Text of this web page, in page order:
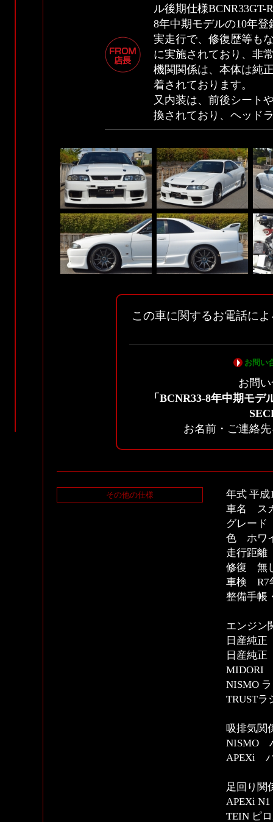
ル後期仕様
8年中期モデルの10年
実走行で、修復歴等も
に実施されており、非
機関関係は、本体は純
着されております。
又内装は、前後シート
換されており、ヘッド
この車に関するお電話に
お問い
お問
「BCNR33-8年中期モ
お名前・ご連絡
その他の仕様
年式 平成
車名 ス
グレー
色 ホワ
走行距
修復 無
車検 R7
整備手帳
エンジン
日産純
日産純
MIDORI
NISMO
TRUSTラ
吸排気関
NISMO
APEXi
足回り関
APEXi
TEIN ピ